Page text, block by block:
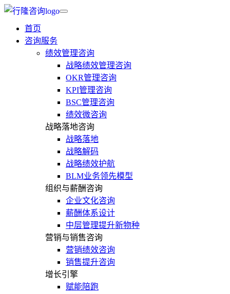
首页
咨询服务
绩效管理咨询
战略绩效管理咨询
OKR管理咨询
KPI管理咨询
BSC管理咨询
绩效微咨询
战略落地咨询
战略落地
战略解码
战略绩效护航
BLM业务领先模型
组织与薪酬咨询
企业文化咨询
薪酬体系设计
中层管理提升新物种
营销与销售咨询
营销绩效咨询
销售提升咨询
增长引擎
赋能陪跑